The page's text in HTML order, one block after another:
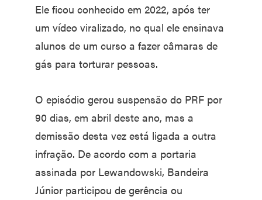
Ele ficou conhecido em 2022, após ter
um vídeo viralizado, no qual ele ensinava
alunos de um curso a fazer câmaras de
gás para torturar pessoas.
O episódio gerou suspensão do PRF por
90 dias, em abril deste ano, mas a
demissão desta vez está ligada a outra
infração. De acordo com a portaria
assinada por Lewandowski, Bandeira
Júnior participou de gerência ou